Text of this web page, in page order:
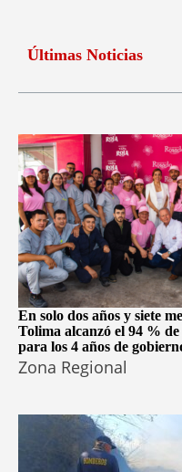
Últimas Noticias
En solo dos años y siete
Tolima alcanzó el 94 %
para los 4 años de
Zona Regional